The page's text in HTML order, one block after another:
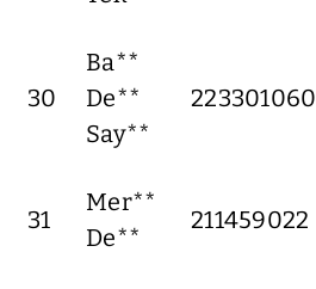
30
Ba**
De**
Say**
223301060
31
Mer**
De**
211459022